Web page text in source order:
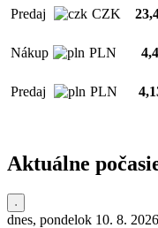
Predaj CZK
Nákup PLN
Predaj PLN
Aktuálne
dnes, pondelok 10. 8. 2026